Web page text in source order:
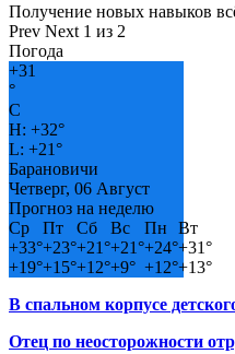
Получение новых навыков
Prev Next 1 из 2
Погода
+31
°
C
H: +32°
L: +21°
Барановичи
Четверг, 06 Август
Прогноз на неделю
Ср
Пт Сб Вс Пн
Вт
+33°+23°+21°+21°+24°+31°
+19°+15°+12°+9° +12°+13°
В спальном корпусе
Отец по неосторожности